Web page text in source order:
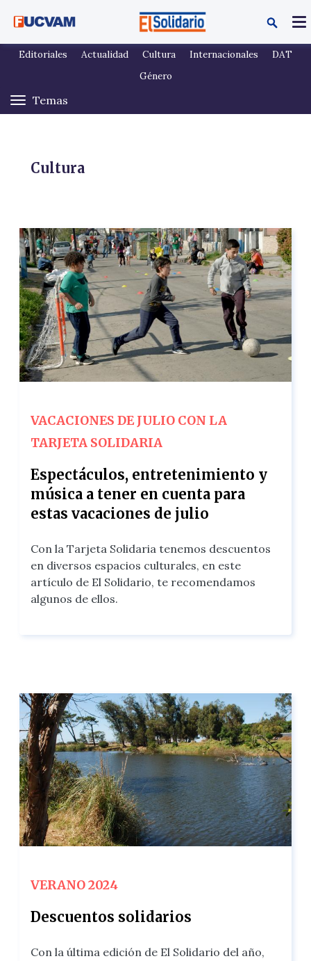
Editoriales Actualidad Cultura Internacionales
DAT
Género
Cultura
VACACIONES DE JULIO CON LA
TARJETA SOLIDARIA
Espectáculos, entretenimiento y
música a tener en cuenta para
estas vacaciones de julio
Con la Tarjeta Solidaria tenemos descuentos
en diversos espacios culturales, en este
artículo de El Solidario, te recomendamos
algunos de ellos.
VERANO 2024
Descuentos solidarios
Con la última edición de El Solidario del año,